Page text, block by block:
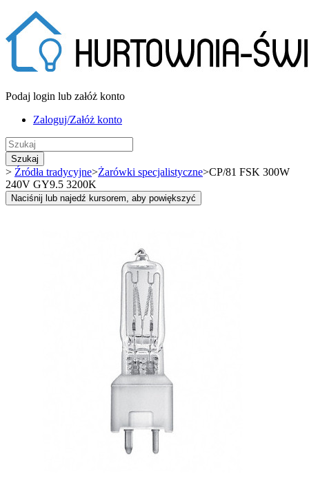
Podaj login lub załóż konto
Zaloguj/Załóż konto
Szukaj
> Źródła tradycyjne>Żarówki specjalistyczne>CP/81 FSK 300W
240V GY9.5 3200K
Naciśnij lub najedź kursorem, aby powiększyć